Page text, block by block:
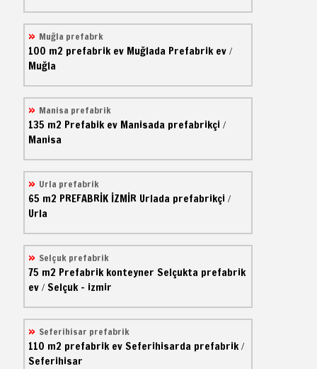
Muğla prefabrk
100 m2 prefabrik ev Muğlada Prefabrik ev/
Muğla
Manisa prefabrik
135 m2 Prefabik ev Manisada prefabrikçi /
Manisa
Urla prefabrik
65 m2 PREFABRİK İZMİR Urlada prefabrikçi /
Urla
Selçuk prefabrik
75 m2 Prefabrik konteyner Selçukta prefabrik
ev/ Selçuk - izmir
Seferihisar prefabrik
110 m2 prefabrik ev Seferihisarda prefabrik/
Seferihisar